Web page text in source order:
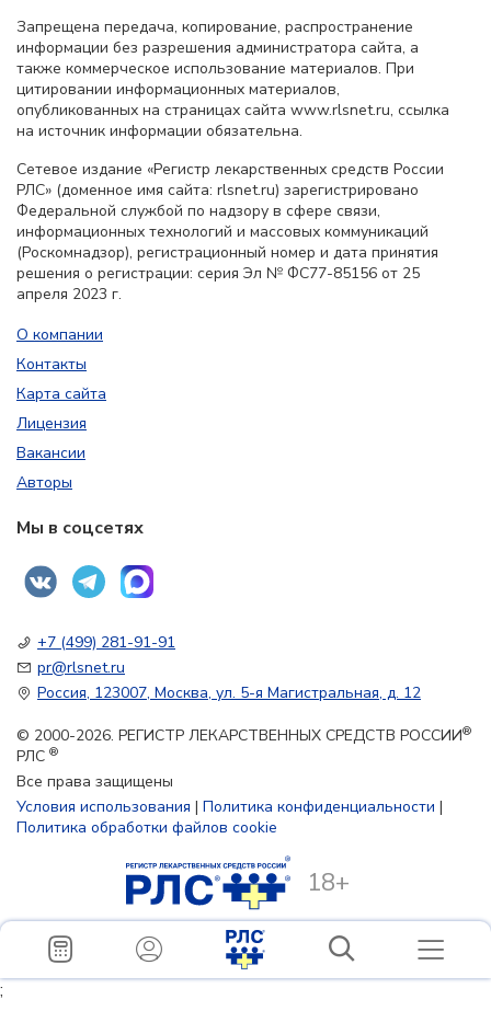
Запрещена передача, копирование, распространение
информации без разрешения администратора сайта, а
также коммерческое использование материалов. При
цитировании информационных материалов,
опубликованных на страницах сайта www.rlsnet.ru, ссылка
на источник информации обязательна.
Сетевое издание «Регистр лекарственных средств России
РЛС» (доменное имя сайта: rlsnet.ru) зарегистрировано
Федеральной службой по надзору в сфере связи,
информационных технологий и массовых коммуникаций
(Роскомнадзор), регистрационный номер и дата принятия
решения о регистрации: серия Эл № ФС77-85156 от 25
апреля 2023 г.
О компании
Контакты
Карта сайта
Лицензия
Вакансии
Авторы
Мы в соцсетях
+7 (499) 281-91-91
pr@rlsnet.ru
Россия, 123007, Москва, ул. 5-я Магистральная, д. 12
© 2000-2026. РЕГИСТР ЛЕКАРСТВЕННЫХ СРЕДСТВ РОССИИ®
РЛС ®
Все права защищены
Условия использования | Политика конфиденциальности |
Политика обработки файлов cookie
18+
;